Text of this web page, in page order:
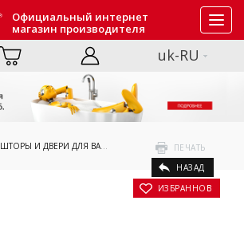
Официальный интернет
магазин производителя
uk-RU
ПЕЧАТЬ
НАЗАД
В ИЗБРАННОЕ
ШТОРЫ И ДВЕРИ ДЛЯ ВАНН ПРИНЯТИЕ ВАННЫ: ШТОРА